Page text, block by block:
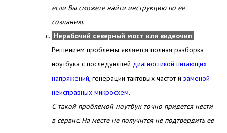
если Вы сможете найти инструкцию по ее
созданию.
Нерабочий северный мост или видеочип.
Решением проблемы является полная разборка
ноутбука с последующей диагностикой питающих
напряжений, генерации тактовых частот изаменой
неисправных микросхем.
С такой проблемой ноутбук точно придется нести
в сервис. На месте не получится не подтвердить ее